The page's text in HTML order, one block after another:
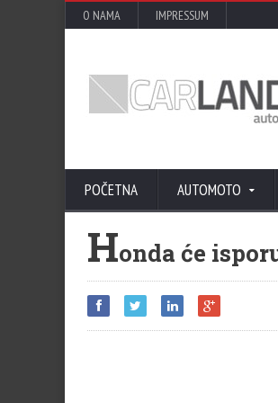
O NAMA IMPRESSUM
POČETNA AUTOMOTO
Honda će